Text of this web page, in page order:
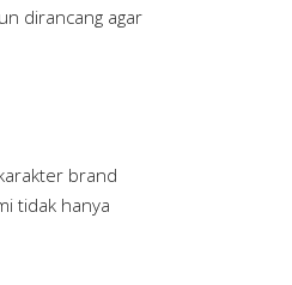
dirancang agar
brand
tidak hanya